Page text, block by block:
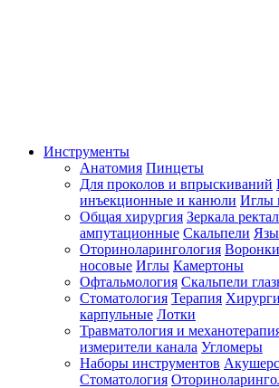
Инструменты
Анатомия Пинцеты
Для проколов и впрыскиваний
инъекционные и канюли Иглы
Общая хирургия Зеркала
ампутационные Скальпели
Оториноларингология
носовые Иглы Камертоны
Офтальмология Скальпели
Стоматология Терапия
карпульные Лотки
Травматология и
измерители канала Угломеры
Наборы инструментов
Стоматология